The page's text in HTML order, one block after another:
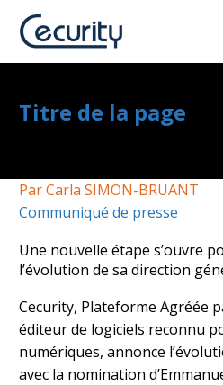
Titre de la page
Par Carla SIMON-BRUANT
Communiqué de presse
Une nouvelle étape s’ouvre
l’évolution de sa direction
Cecurity, Plateforme Agréée
éditeur de logiciels reconnu
numériques, annonce
avec la nomination